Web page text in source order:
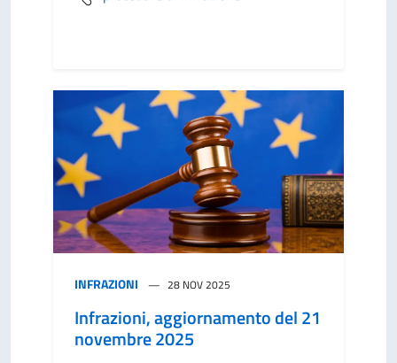
INFRAZIONI 28 NOV 2025
Infrazioni, aggiornamento del 21
novembre 2025